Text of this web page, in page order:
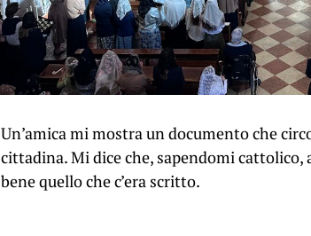
Un’amica mi mostra un documento che
cittadina. Mi dice che, sapendomi cattolico,
bene quello che c’era scritto.